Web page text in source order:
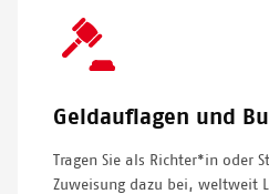
SVG
Icon
Geldauflagen und
Tragen Sie als Richter*in oder
Zuweisung dazu bei, weltweit